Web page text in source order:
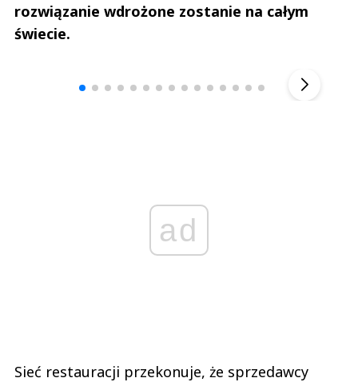
rozwiązanie wdrożone zostanie na całym
świecie.
ad
Sieć restauracji przekonuje, że sprzedawcy